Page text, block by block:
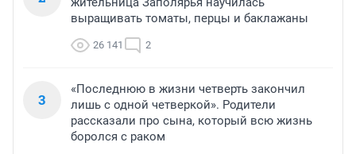
выращивать томаты, перцы и баклажаны
26 141 2
3
«Последнюю в жизни четверть закончил
лишь с одной четверкой». Родители
рассказали про сына, который всю жизнь
боролся с раком